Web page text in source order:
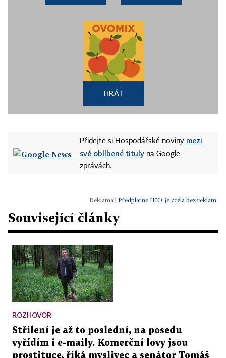
HRÁT
Přidejte si Hospodářské noviny mezi
své oblíbené tituly na Google
zprávách.
Předplatné HN+ je zcela bez reklam.
Související články
ROZHOVOR
Střílení je až to poslední, na posedu
vyřídím i e-maily. Komerční lovy jsou
prostituce, říká myslivec a senátor Tomáš